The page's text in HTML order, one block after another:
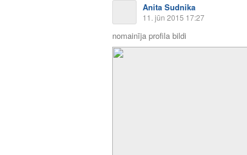
Anita Sudnika
11. jūn 2015 17:27
nomainīja profila bildi